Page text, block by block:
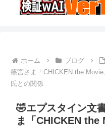
ホーム ブログ
篠宮さま「CHICKEN the
氏との関係
🤣エプスタイン文
ま「CHICKEN the